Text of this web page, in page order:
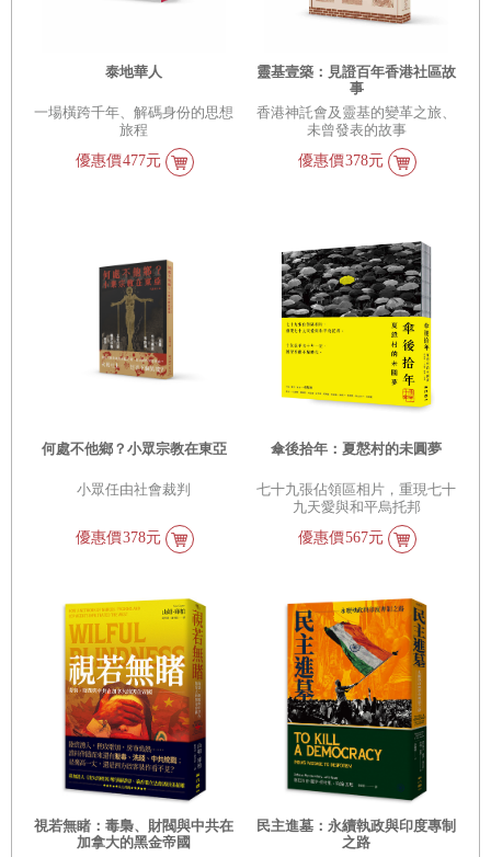
泰地華人
一場橫跨千年、解碼身份的思想
旅程
優惠價477元
靈基壹築：見證百年香港社區故
事
香港神託會及靈基的變革之旅、
未曾發表的故事
優惠價378元
何處不他鄉？小眾宗教在東亞
小眾任由社會裁判
優惠價378元
傘後拾年：夏慤村的未圓夢
七十九張佔領區相片，重現七十
九天愛與和平烏托邦
優惠價567元
視若無睹：毒梟、財閥與中共在
加拿大的黑金帝國
民主進墓：永續執政與印度專制
之路